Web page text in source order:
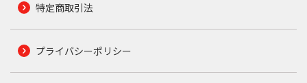
特定商取引法
プライバシーポリシー